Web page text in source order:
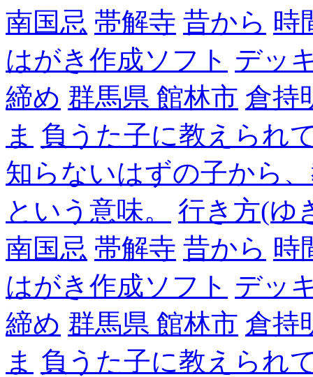
南国忌 帯解寺 昔から 時
はがき作成ソフト デッ
締め 群馬県 館林市 倉持
ま 負うた子に教えられ
知らないはずの子から
という意味。
行き方(ゆ
南国忌 帯解寺 昔から 時
はがき作成ソフト デッ
締め 群馬県 館林市 倉持
ま 負うた子に教えられ